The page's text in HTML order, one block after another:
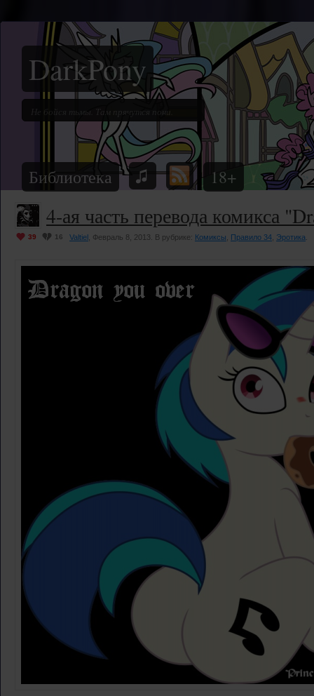
DarkPony
Библиотека 18+
4-ая часть перевода комикса
39 16 Valtiel , Февраль 8, 2013. В рубрике: Комиксы Правило 34 Эротика